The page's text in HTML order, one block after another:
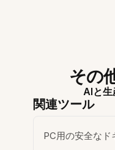
その
AIと生
関連ツール
PC用の安全なド